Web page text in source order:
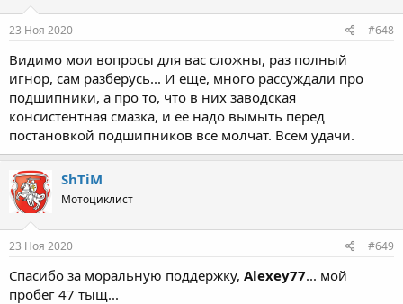
23 Ноя 2020 #648
Видимо мои вопросы для вас сложны, раз полный
игнор, сам разберусь... И еще, много рассуждали про
подшипники, а про то, что в них заводская
консистентная смазка, и её надо вымыть перед
постановкой подшипников все молчат. Всем удачи.
ShTiM
Мотоциклист
23 Ноя 2020 #649
Спасибо за моральную поддержку, Alexey77... мой
пробег 47 тыщ...